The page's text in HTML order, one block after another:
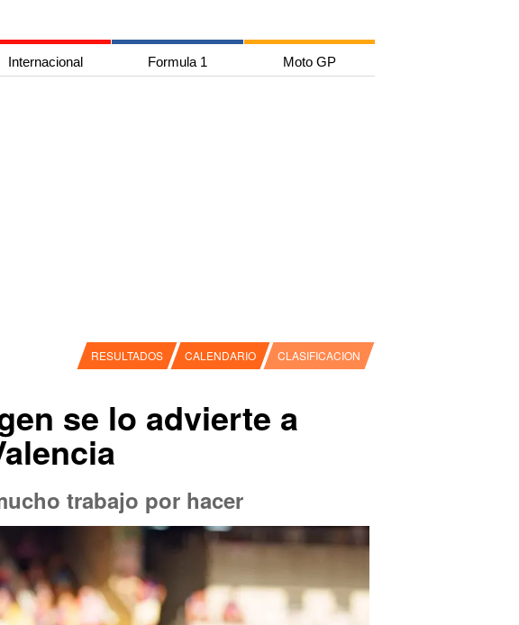
Internacional Formula 1 Moto GP
RESULTADOS CALENDARIO CLASIFICACION
se lo advierte a
trabajo por hacer